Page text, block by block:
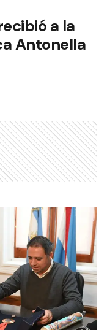
a la
Antonella